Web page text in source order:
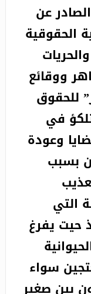
عن
الحقوقية
ووقائع
للحقوق
في
وعودة
بسبب
التي
حيت يفرغ
سواء
بين صغير